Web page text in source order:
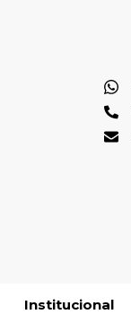
Institucional